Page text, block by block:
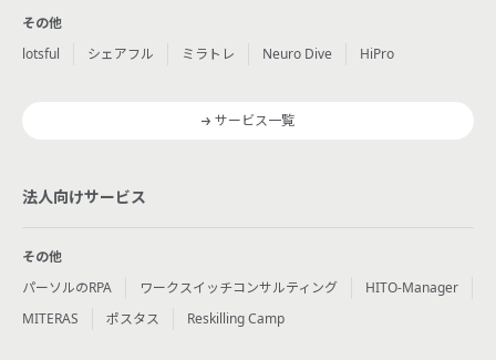
その他
lotsful
シェアフル ミラトレ Neuro Dive HiPro
サービス一覧
法人向けサービス
その他
パーソルのRPA
ワークスイッチコンサルティング
HITO-Manager
MITERAS
ポスタス Reskilling Camp